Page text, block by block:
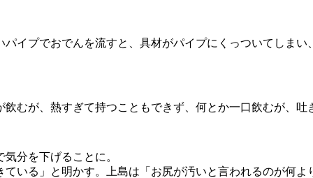
イプでおでんを流すと、具材がパイプにくっついてしま
むが、熱すぎて持つこともできず、何とか一口飲むが、吐
分を下げることに。
いる」と明かす。上島は「お尻が汚いと言われるのが何